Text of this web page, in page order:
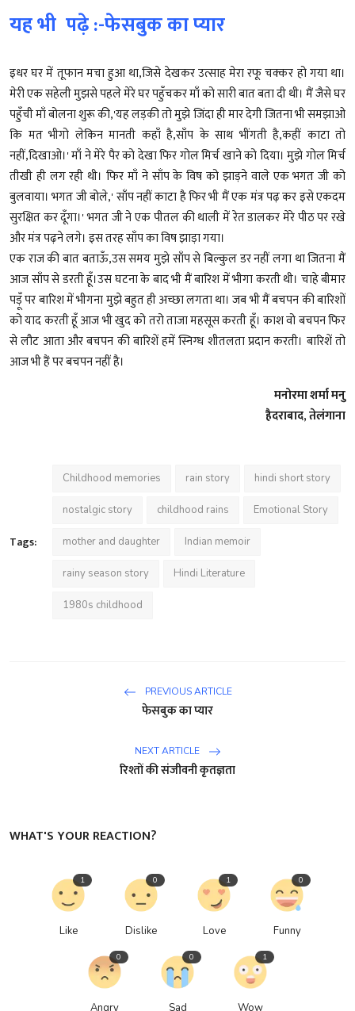
यह भी पढ़े :-फेसबुक का प्यार
इधर घर में तूफान मचा हुआ था,जिसे देखकर उत्साह मेरा रफू चक्कर हो गया था।
मेरी एक सहेली मुझसे पहले मेरे घर पहुँचकर माँ को सारी बात बता दी थी। मैं जैसे घर
पहुँची माँ बोलना शुरू की,'यह लड़की तो मुझे जिंदा ही मार देगी जितना भी समझाओ
कि मत भीगो लेकिन मानती कहाँ है,साँप के साथ भींगती है,कहीं काटा तो
नहीं,दिखाओ।' माँ ने मेरे पैर को देखा फिर गोल मिर्च खाने को दिया। मुझे गोल मिर्च
तीखी ही लग रही थी। फिर माँ ने साँप के विष को झाड़ने वाले एक भगत जी को
बुलवाया। भगत जी बोले,' साँप नहीं काटा है फिर भी मैं एक मंत्र पढ़ कर इसे एकदम
सुरक्षित कर दूँगा।' भगत जी ने एक पीतल की थाली में रेत डालकर मेरे पीठ पर रखे
और मंत्र पढ़ने लगे। इस तरह साँप का विष झाड़ा गया।
एक राज की बात बताऊँ,उस समय मुझे साँप से बिल्कुल डर नहीं लगा था जितना मैं
आज साँप से डरती हूँ।उस घटना के बाद भी मैं बारिश में भीगा करती थी। चाहे बीमार
पड़ूँ पर बारिश में भीगना मुझे बहुत ही अच्छा लगता था। जब भी मैं बचपन की बारिशों
को याद करती हूँ आज भी खुद को तरो ताजा महसूस करती हूँ। काश वो बचपन फिर
से लौट आता और बचपन की बारिशें हमें स्निग्ध शीतलता प्रदान करती। बारिशें तो
आज भी हैं पर बचपन नहीं है।
मनोरमा शर्मा मनु
हैदराबाद, तेलंगाना
Tags:
Childhood memories rain story hindi short story
nostalgic story childhood rains Emotional Story
mother and daughter Indian memoir
rainy season story Hindi Literature
1980s childhood
PREVIOUS ARTICLE
फेसबुक का प्यार
NEXT ARTICLE
रिश्तों की संजीवनी कृतज्ञता
WHAT'S YOUR REACTION?
Like
1
Dislike
0
Love
1
Funny
0
Angry
0
Sad
0
Wow
1